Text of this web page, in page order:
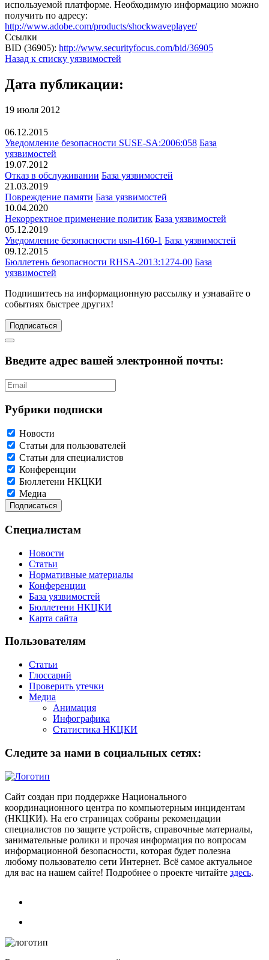
используемой платформе. Необходимую информацию можно
получить по адресу:
http://www.adobe.com/products/shockwaveplayer/
Ссылки
BID (36905): http://www.securityfocus.com/bid/36905
Назад к списку уязвимостей
Дата публикации:
19 июля 2012
06.12.2015
Уведомление безопасности SUSE-SA:2006:058 База
уязвимостей
19.07.2012
Отказ в обслуживании База уязвимостей
21.03.2019
Повреждение памяти База уязвимостей
10.04.2020
Некорректное применение политик База уязвимостей
05.12.2019
Уведомление безопасности usn-4160-1 База уязвимостей
09.12.2015
Бюллетень безопасности RHSA-2013:1274-00 База
уязвимостей
Подпишитесь на информационную рассылку и узнавайте о
событиях быстрее других!
Подписаться
Введите адрес вашей электронной почты:
Рубрики подписки
Новости
Статьи для пользователей
Статьи для специалистов
Конференции
Бюллетени НКЦКИ
Медиа
Специалистам
Новости
Статьи
Нормативные материалы
Конференции
База уязвимостей
Бюллетени НКЦКИ
Карта сайта
Пользователям
Статьи
Глоссарий
Проверить утечки
Медиа
Анимация
Инфографика
Статистика НКЦКИ
Следите за нами в социальных сетях:
Сайт создан при поддержке Национального
координационного центра по компьютерным инцидентам
(НКЦКИ). На его страницах собраны рекомендации
специалистов по защите устройств, справочные материалы,
занимательные ролики и прочая информация по вопросам
информационной безопасности, которая будет полезна
любому пользователю сети Интернет. Всё самое актуальное
для вас на нашем сайте! Подробнее о проекте читайте здесь.